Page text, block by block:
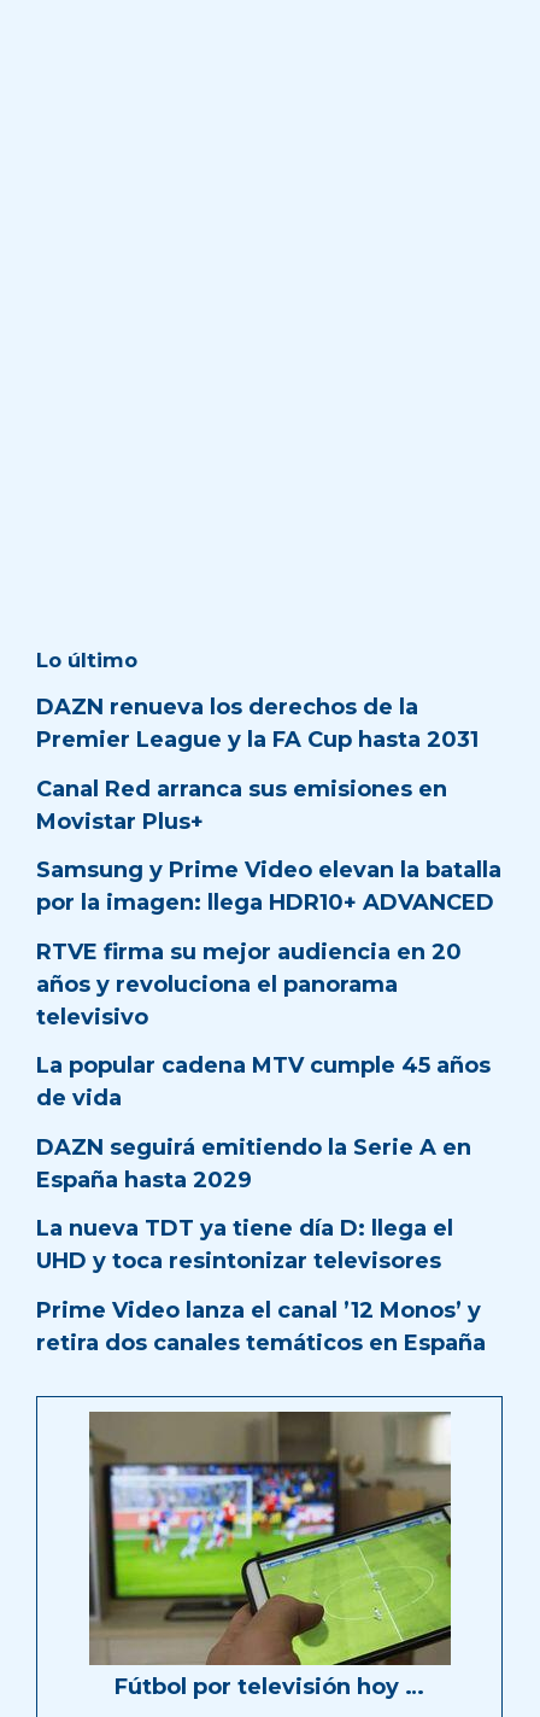
Lo último
DAZN renueva los derechos de la
Premier League y la FA Cup hasta 2031
Canal Red arranca sus emisiones en
Movistar Plus+
Samsung y Prime Video elevan la batalla
por la imagen: llega HDR10+ ADVANCED
RTVE firma su mejor audiencia en 20
años y revoluciona el panorama
televisivo
La popular cadena MTV cumple 45 años
de vida
DAZN seguirá emitiendo la Serie A en
España hasta 2029
La nueva TDT ya tiene día D: llega el
UHD y toca resintonizar televisores
Prime Video lanza el canal ’12 Monos’ y
retira dos canales temáticos en España
Fútbol por televisión hoy …